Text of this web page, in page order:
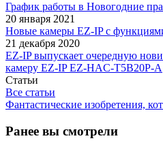
График работы в Новогодние
20 января 2021
Новые камеры EZ-IP с
21 декабря 2020
EZ-IP выпускает очередную
камеру EZ-IP EZ-HAC-T5B20P-A
Статьи
Все статьи
Фантастические изобретения,
Ранее вы смотрели